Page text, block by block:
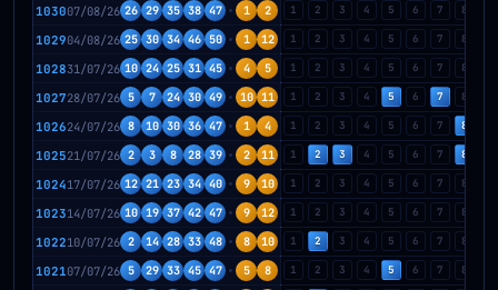
103007/08/26 26 29 35 38 47 1 2 1 2 3 4 5 6 7 8
102904/08/26 25 30 34 46 50 1 12 1 2 3 4 5 6 7 8
102831/07/26 10 24 25 31 45 4 5 1 2 3 4 5 6 7 8
102728/07/26 5 7 24 30 49 10 11 1 2 3 4 5 6 7 8
102624/07/26 8 10 30 36 47 1 4 1 2 3 4 5 6 7 8
102521/07/26 2 3 8 28 39 2 11 1 2 3 4 5 6 7 8
102417/07/26 12 21 23 34 40 9 10 1 2 3 4 5 6 7 8
102314/07/26 10 19 37 42 47 9 12 1 2 3 4 5 6 7 8
102210/07/26 2 14 28 33 48 8 10 1 2 3 4 5 6 7 8
102107/07/26 5 29 33 45 47 5 8 1 2 3 4 5 6 7 8